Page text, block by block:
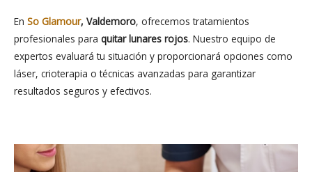
En So Glamour, Valdemoro, ofrecemos tratamientos
profesionales para quitar lunares rojos. Nuestro equipo de
expertos evaluará tu situación y proporcionará opciones como
láser, crioterapia o técnicas avanzadas para garantizar
resultados seguros y efectivos.